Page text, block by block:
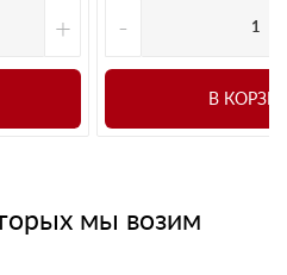
+ -
В
мы возим